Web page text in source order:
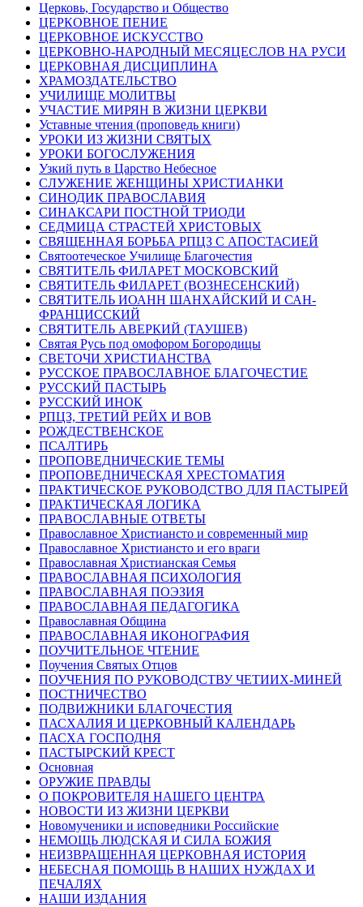
Церковь, Государство и Общество
ЦЕРКОВНОЕ ПЕНИЕ
ЦЕРКОВНОЕ ИСКУССТВО
ЦЕРКОВНО-НАРОДНЫЙ МЕСЯЦЕСЛОВ НА РУСИ
ЦЕРКОВНАЯ ДИСЦИПЛИНА
ХРАМОЗДАТЕЛЬСТВО
УЧИЛИЩЕ МОЛИТВЫ
УЧАСТИЕ МИРЯН В ЖИЗНИ ЦЕРКВИ
Уставные чтения (проповедь книги)
УРОКИ ИЗ ЖИЗНИ СВЯТЫХ
УРОКИ БОГОСЛУЖЕНИЯ
Узкий путь в Царство Небесное
СЛУЖЕНИЕ ЖЕНЩИНЫ ХРИСТИАНКИ
СИНОДИК ПРАВОСЛАВИЯ
СИНАКСАРИ ПОСТНОЙ ТРИОДИ
СЕДМИЦА СТРАСТЕЙ ХРИСТОВЫХ
СВЯЩЕННАЯ БОРЬБА РПЦЗ С АПОСТАСИЕЙ
Святоотеческое Училище Благочестия
СВЯТИТЕЛЬ ФИЛАРЕТ МОСКОВСКИЙ
СВЯТИТЕЛЬ ФИЛАРЕТ (ВОЗНЕСЕНСКИЙ)
СВЯТИТЕЛЬ ИОАНН ШАНХАЙСКИЙ И САН-
ФРАНЦИССКИЙ
СВЯТИТЕЛЬ АВЕРКИЙ (ТАУШЕВ)
Святая Русь под омофором Богородицы
СВЕТОЧИ ХРИСТИАНСТВА
РУССКОЕ ПРАВОСЛАВНОЕ БЛАГОЧЕСТИЕ
РУССКИЙ ПАСТЫРЬ
РУССКИЙ ИНОК
РПЦЗ, ТРЕТИЙ РЕЙХ И ВОВ
РОЖДЕСТВЕНСКОЕ
ПСАЛТИРЬ
ПРОПОВЕДНИЧЕСКИЕ ТЕМЫ
ПРОПОВЕДНИЧЕСКАЯ ХРЕСТОМАТИЯ
ПРАКТИЧЕСКОЕ РУКОВОДСТВО ДЛЯ ПАСТЫРЕЙ
ПРАКТИЧЕСКАЯ ЛОГИКА
ПРАВОСЛАВНЫЕ ОТВЕТЫ
Православное Христиансто и современный мир
Православное Христиансто и его враги
Православная Христианская Семья
ПРАВОСЛАВНАЯ ПСИХОЛОГИЯ
ПРАВОСЛАВНАЯ ПОЭЗИЯ
ПРАВОСЛАВНАЯ ПЕДАГОГИКА
Православная Община
ПРАВОСЛАВНАЯ ИКОНОГРАФИЯ
ПОУЧИТЕЛЬНОЕ ЧТЕНИЕ
Поучения Святых Отцов
ПОУЧЕНИЯ ПО РУКОВОДСТВУ ЧЕТИИХ-МИНЕЙ
ПОСТНИЧЕСТВО
ПОДВИЖНИКИ БЛАГОЧЕСТИЯ
ПАСХАЛИЯ И ЦЕРКОВНЫЙ КАЛЕНДАРЬ
ПАСХА ГОСПОДНЯ
ПАСТЫРСКИЙ КРЕСТ
Основная
ОРУЖИЕ ПРАВДЫ
О ПОКРОВИТЕЛЯ НАШЕГО ЦЕНТРА
НОВОСТИ ИЗ ЖИЗНИ ЦЕРКВИ
Новомученики и исповедники Российские
НЕМОЩЬ ЛЮДСКАЯ И СИЛА БОЖИЯ
НЕИЗВРАЩЕННАЯ ЦЕРКОВНАЯ ИСТОРИЯ
НЕБЕСНАЯ ПОМОЩЬ В НАШИХ НУЖДАХ И
ПЕЧАЛЯХ
НАШИ ИЗДАНИЯ